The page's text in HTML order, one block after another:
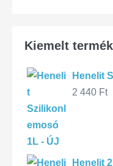
Kiemelt
Henelit
2 440 Ft
Henelit